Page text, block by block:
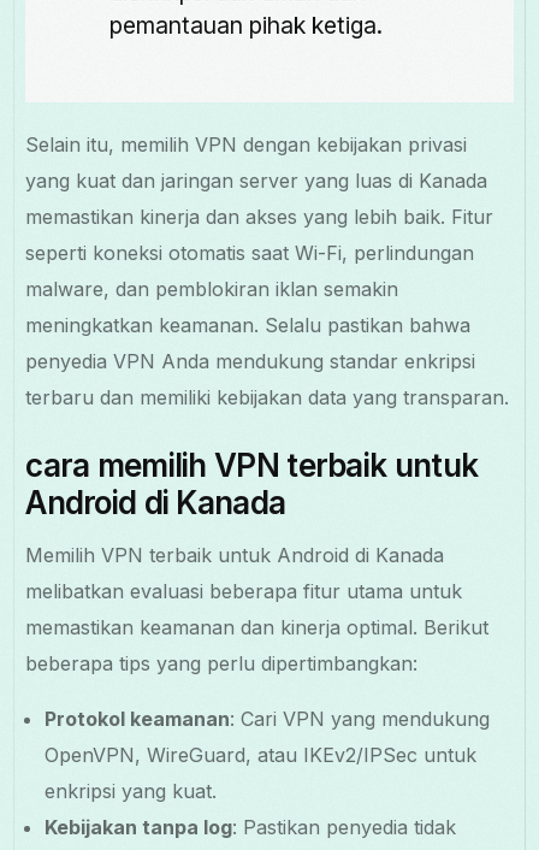
pemantauan pihak ketiga.
Selain itu, memilih VPN dengan kebijakan privasi
yang kuat dan jaringan server yang luas di Kanada
memastikan kinerja dan akses yang lebih baik. Fitur
seperti koneksi otomatis saat Wi-Fi, perlindungan
malware, dan pemblokiran iklan semakin
meningkatkan keamanan. Selalu pastikan bahwa
penyedia VPN Anda mendukung standar enkripsi
terbaru dan memiliki kebijakan data yang transparan.
cara memilih VPN terbaik untuk
Android di Kanada
Memilih VPN terbaik untuk Android di Kanada
melibatkan evaluasi beberapa fitur utama untuk
memastikan keamanan dan kinerja optimal. Berikut
beberapa tips yang perlu dipertimbangkan:
Protokol keamanan: Cari VPN yang mendukung
OpenVPN, WireGuard, atau IKEv2/IPSec untuk
enkripsi yang kuat.
Kebijakan tanpa log: Pastikan penyedia tidak